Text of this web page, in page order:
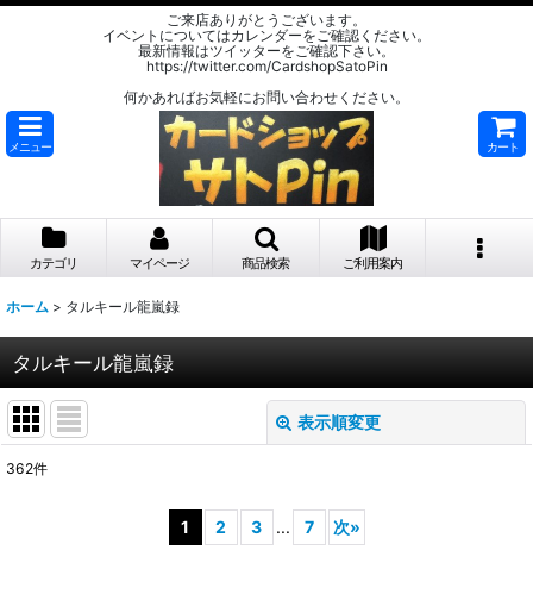
ご来店ありがとうございます。
イベントについてはカレンダーをご確認ください。
最新情報はツイッターをご確認下さい。
https://twitter.com/CardshopSatoPin
何かあればお気軽にお問い合わせください。
メニュー カート
カテゴリ マイページ 商品検索 ご利用案内
ホーム > タルキール龍嵐録
タルキール龍嵐録
表示順変更
362件
1 2 3 ... 7 次»